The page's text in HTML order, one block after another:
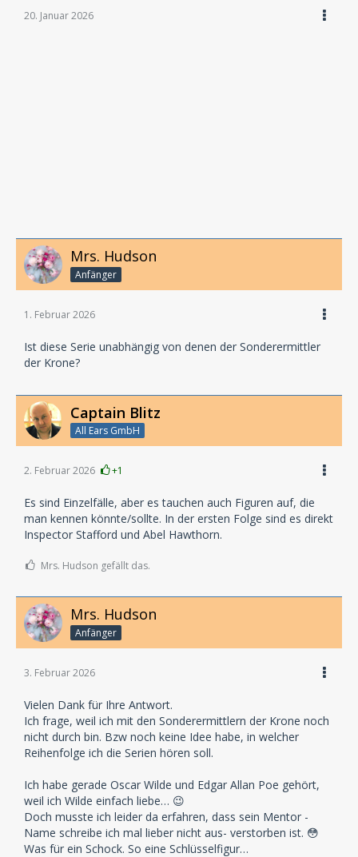
20. Januar 2026
Mrs. Hudson
Anfänger
1. Februar 2026
Ist diese Serie unabhängig von denen der Sonderermittler
der Krone?
Captain Blitz
All Ears GmbH
2. Februar 2026 +1
Es sind Einzelfälle, aber es tauchen auch Figuren auf, die
man kennen könnte/sollte. In der ersten Folge sind es direkt
Inspector Stafford und Abel Hawthorn.
Mrs. Hudson gefällt das.
Mrs. Hudson
Anfänger
3. Februar 2026
Vielen Dank für Ihre Antwort.
Ich frage, weil ich mit den Sonderermittlern der Krone noch
nicht durch bin. Bzw noch keine Idee habe, in welcher
Reihenfolge ich die Serien hören soll.
Ich habe gerade Oscar Wilde und Edgar Allan Poe gehört,
weil ich Wilde einfach liebe… 😉
Doch musste ich leider da erfahren, dass sein Mentor -
Name schreibe ich mal lieber nicht aus- verstorben ist. 😳
Was für ein Schock. So eine Schlüsselfigur…